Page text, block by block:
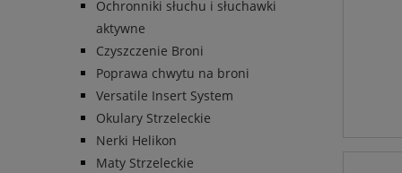
Ochronniki słuchu i słuchawki
aktywne
Czyszczenie Broni
Poprawa chwytu na broni
Versatile Insert System
Okulary Strzeleckie
Nerki Helikon
Maty Strzeleckie